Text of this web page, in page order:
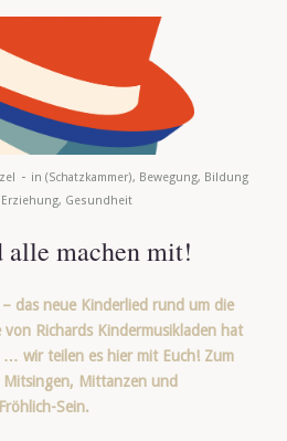
- in (Schatzkammer), Bewegung, Bildung
Erziehung, Gesundheit
machen mit!
– das neue Kinderlied rund um die
von Richards Kindermusikladen hat
… wir teilen es hier mit Euch! Zum
Mitsingen, Mittanzen und
Sein.